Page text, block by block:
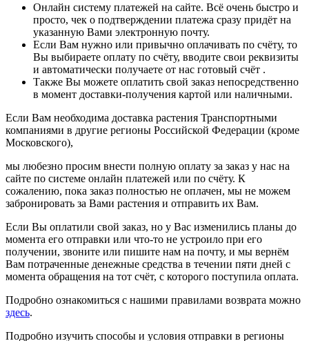
Онлайн систему платежей на сайте. Всё очень быстро и
просто, чек о подтверждении платежа сразу придёт на
указанную Вами электронную почту.
Если Вам нужно или привычно оплачивать по счёту, то
Вы выбираете оплату по счёту, вводите свои реквизиты
и автоматически получаете от нас готовый счёт .
Также Вы можете оплатить свой заказ непосредственно
в момент доставки-получения картой или наличными.
Если Вам необходима доставка растения Транспортными
компаниями в другие регионы Российской Федерации (кроме
Московского),
мы любезно просим внести полную оплату за заказ у нас на
сайте по системе онлайн платежей или по счёту. К
сожалению, пока заказ полностью не оплачен, мы не можем
забронировать за Вами растения и отправить их Вам.
Если Вы оплатили свой заказ, но у Вас изменились планы до
момента его отправки или что-то не устроило при его
получении, звоните или пишите нам на почту, и мы вернём
Вам потраченные денежные средства в течении пяти дней с
момента обращения на тот счёт, с которого поступила оплата.
Подробно ознакомиться с нашими правилами возврата можно
здесь.
Подробно изучить способы и условия отправки в регионы